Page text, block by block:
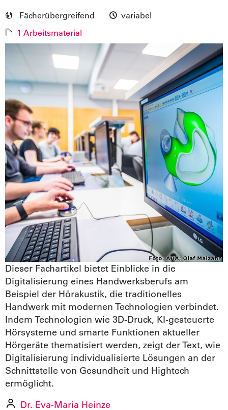
Fächerübergreifend
variabel
1 Arbeitsmaterial
Dieser Fachartikel bietet Einblicke in die
Digitalisierung eines Handwerksberufs am
Beispiel der Hörakustik, die traditionelles
Handwerk mit modernen Technologien verbindet.
Indem Technologien wie 3D-Druck, KI-gesteuerte
Hörsysteme und smarte Funktionen aktueller
Hörgeräte thematisiert werden, zeigt der Text, wie
Digitalisierung individualisierte Lösungen an der
Schnittstelle von Gesundheit und Hightech
ermöglicht.
Dr. Eva-Maria Heinze